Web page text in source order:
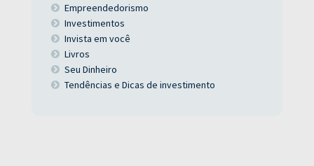
Empreendedorismo
Investimentos
Invista em você
Livros
Seu Dinheiro
Tendências e Dicas de investimento